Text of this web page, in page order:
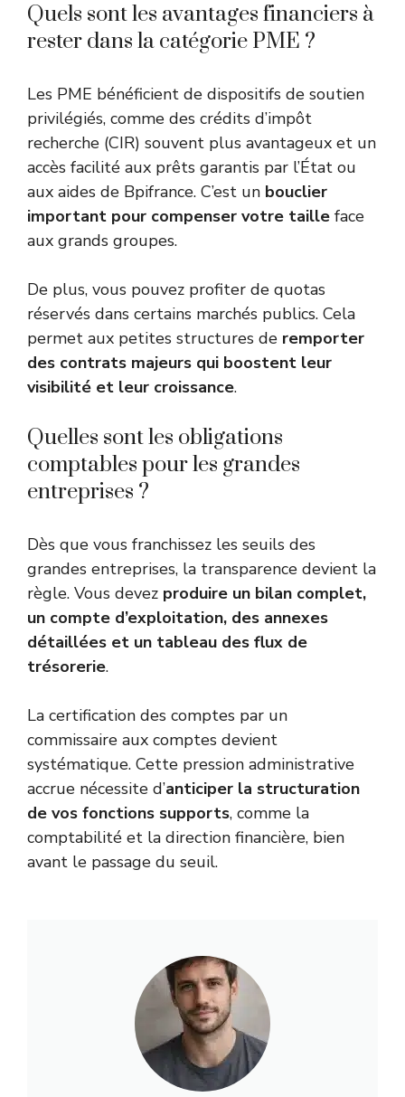
Quels sont les avantages financiers à
rester dans la catégorie PME ?
Les PME bénéficient de dispositifs de soutien
privilégiés, comme des crédits d’impôt
recherche (CIR) souvent plus avantageux et un
accès facilité aux prêts garantis par l’État ou
aux aides de Bpifrance. C’est un bouclier
important pour compenser votre taille face
aux grands groupes.
De plus, vous pouvez profiter de quotas
réservés dans certains marchés publics. Cela
permet aux petites structures de remporter
des contrats majeurs qui boostent leur
visibilité et leur croissance.
Quelles sont les obligations
comptables pour les grandes
entreprises ?
Dès que vous franchissez les seuils des
grandes entreprises, la transparence devient la
règle. Vous devez produire un bilan complet,
un compte d’exploitation, des annexes
détaillées et un tableau des flux de
trésorerie.
La certification des comptes par un
commissaire aux comptes devient
systématique. Cette pression administrative
accrue nécessite d’anticiper la structuration
de vos fonctions supports, comme la
comptabilité et la direction financière, bien
avant le passage du seuil.